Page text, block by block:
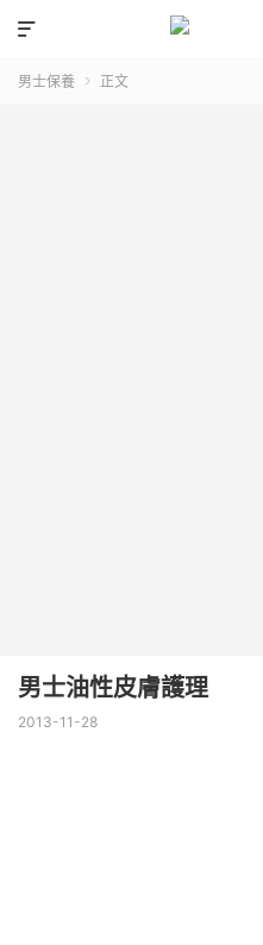

男士保養  正文
男士油性皮膚護理
2013-11-28